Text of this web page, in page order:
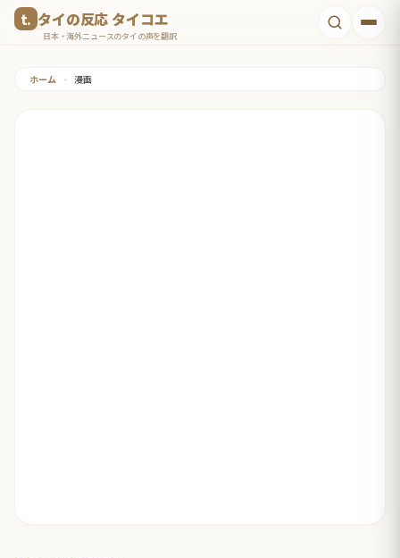
タイの反応 タイコエ
日本・海外ニュースのタイの声を翻訳
ホーム • 漫画